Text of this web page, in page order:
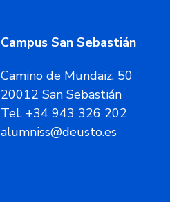
Campus San Sebastián
Camino de Mundaiz, 50
20012 San Sebastián
Tel. +34 943 326 202
alumniss@deusto.es